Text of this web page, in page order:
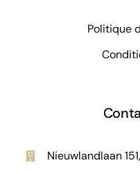
Politique
Nieuwlandlaan